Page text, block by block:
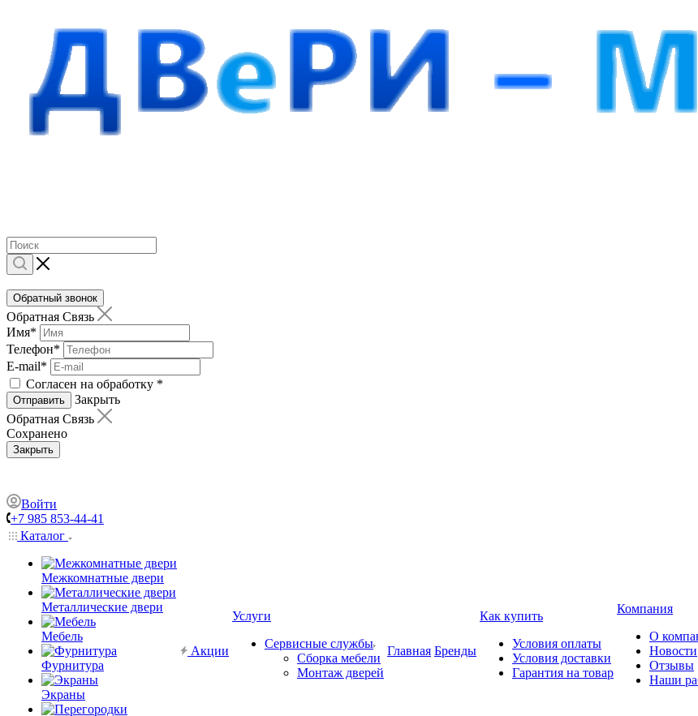
Обратный звонок
Обратная Связь
Имя*
Телефон*
E-mail*
Согласен на обработку *
Отправить
Закрыть
Обратная Связь
Сохранено
Закрыть
Войти
+7 985 853-44-41
Каталог
Межкомнатные двери
Металлические двери
Мебель
Фурнитура
Экраны
Акции
Услуги
Сервисные службы
Сборка мебели
Монтаж дверей
Главная Бренды
Как купить
Условия оплаты
Условия доставки
Гарантия на товар
Компания
О
Новости
Отзывы
Наши